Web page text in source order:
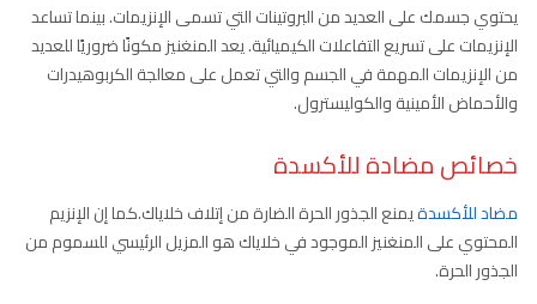
يحتوي جسمك على العديد من البروتينات التي تسمى الإنزيمات. بينما تساعد
الإنزيمات على تسريع التفاعلات الكيميائية. يعد المنغنيز مكونًا ضروريًا للعديد
من الإنزيمات المهمة في الجسم والتي تعمل على معالجة الكربوهيدرات
والأحماض الأمينية والكوليسترول.
خصائص مضادة للأكسدة
مضاد للأكسدةيمنع الجذور الحرة الضارة من إتلاف خلاياك.كما إن الإنزيم
المحتوي على المنغنيز الموجود في خلاياك هو المزيل الرئيسي للسموم من
الجذور الحرة.